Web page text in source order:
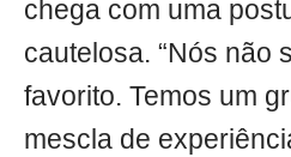
chega com uma
cautelosa. “Nós não
favorito. Temos um
mescla de